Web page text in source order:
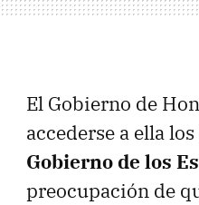
El Gobierno de
accederse a ella
Gobierno de los
preocupación de